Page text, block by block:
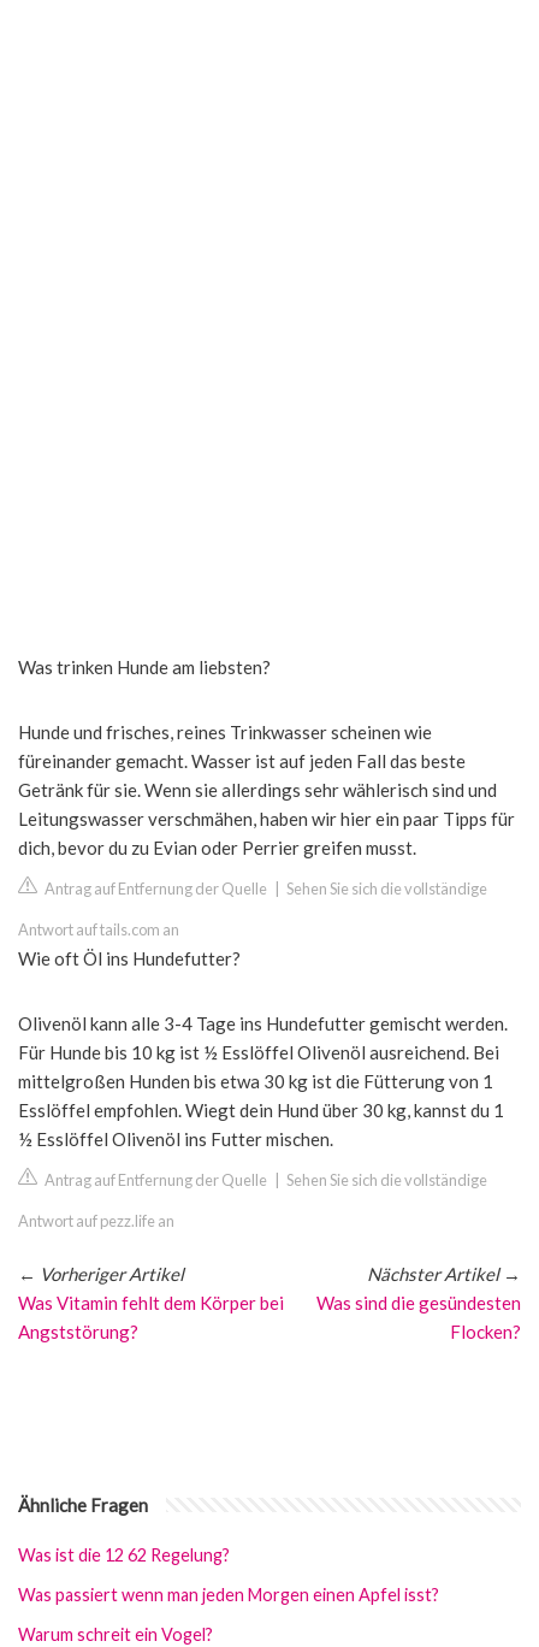
Was trinken Hunde am liebsten?
Hunde und frisches, reines Trinkwasser scheinen wie
füreinander gemacht. Wasser ist auf jeden Fall das beste
Getränk für sie. Wenn sie allerdings sehr wählerisch sind und
Leitungswasser verschmähen, haben wir hier ein paar Tipps für
dich, bevor du zu Evian oder Perrier greifen musst.
Antrag auf Entfernung der Quelle Sehen Sie sich die vollständige
Antwort auf tails.com an
Wie oft Öl ins Hundefutter?
Olivenöl kann alle 3-4 Tage ins Hundefutter gemischt werden.
Für Hunde bis 10 kg ist ½ Esslöffel Olivenöl ausreichend. Bei
mittelgroßen Hunden bis etwa 30 kg ist die Fütterung von 1
Esslöffel empfohlen. Wiegt dein Hund über 30 kg, kannst du 1
½ Esslöffel Olivenöl ins Futter mischen.
Antrag auf Entfernung der Quelle Sehen Sie sich die vollständige
Antwort auf pezz.life an
← Vorheriger Artikel
Was Vitamin fehlt dem Körper bei
Angststörung?
Nächster Artikel→
Was sind die gesündesten
Flocken?
Ähnliche Fragen
Was ist die 12 62 Regelung?
Was passiert wenn man jeden Morgen einen Apfel isst?
Warum schreit ein Vogel?